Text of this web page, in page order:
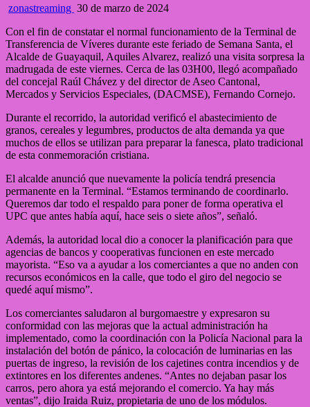
zonastreaming 30 de marzo de 2024
Con el fin de constatar el normal funcionamiento de la Terminal de
Transferencia de Víveres durante este feriado de Semana Santa, el
Alcalde de Guayaquil, Aquiles Alvarez, realizó una visita sorpresa la
madrugada de este viernes. Cerca de las 03H00, llegó acompañado
del concejal Raúl Chávez y del director de Aseo Cantonal,
Mercados y Servicios Especiales, (DACMSE), Fernando Cornejo.
Durante el recorrido, la autoridad verificó el abastecimiento de
granos, cereales y legumbres, productos de alta demanda ya que
muchos de ellos se utilizan para preparar la fanesca, plato tradicional
de esta conmemoración cristiana.
El alcalde anunció que nuevamente la policía tendrá presencia
permanente en la Terminal. “Estamos terminando de coordinarlo.
Queremos dar todo el respaldo para poner de forma operativa el
UPC que antes había aquí, hace seis o siete años”, señaló.
Además, la autoridad local dio a conocer la planificación para que
agencias de bancos y cooperativas funcionen en este mercado
mayorista. “Eso va a ayudar a los comerciantes a que no anden con
recursos económicos en la calle, que todo el giro del negocio se
quedé aquí mismo”.
Los comerciantes saludaron al burgomaestre y expresaron su
conformidad con las mejoras que la actual administración ha
implementado, como la coordinación con la Policía Nacional para la
instalación del botón de pánico, la colocación de luminarias en las
puertas de ingreso, la revisión de los cajetines contra incendios y de
extintores en los diferentes andenes. “Antes no dejaban pasar los
carros, pero ahora ya está mejorando el comercio. Ya hay más
ventas”, dijo Iraida Ruiz, propietaria de uno de los módulos.